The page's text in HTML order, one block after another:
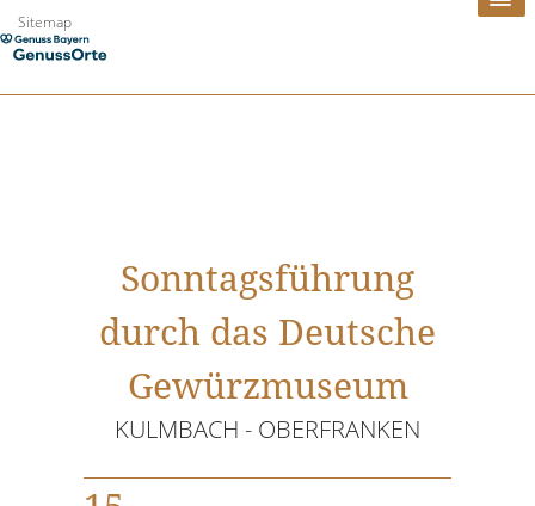
Zum
Inhalt
Sitemap
Sonntagsführung
durch das Deutsche
Gewürzmuseum
KULMBACH - OBERFRANKEN